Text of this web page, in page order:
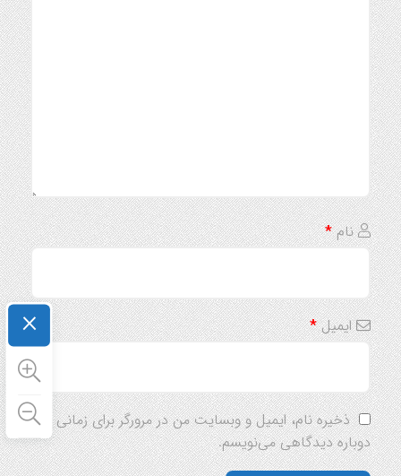
نام*
ایمیل*
ذخیره نام، ایمیل و وبسایت من در مرورگر برای زمانی که
دوباره دیدگاهی می‌نویسم.
×